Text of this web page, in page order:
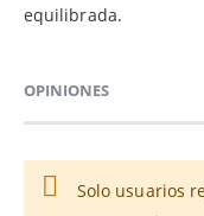
equilibrada.
OPINIONES
Solo usuarios